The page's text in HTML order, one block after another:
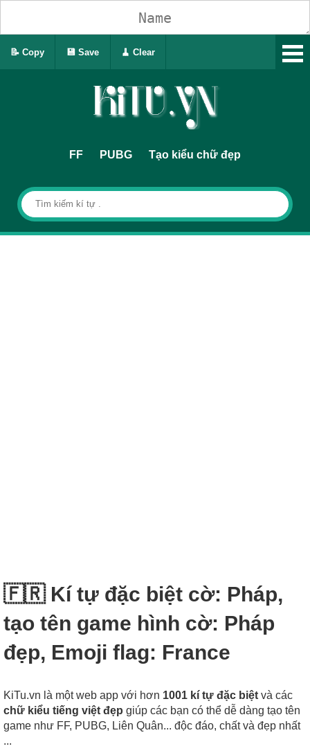
FF PUBG Tạo kiểu chữ đẹp
🇫🇷 Kí tự đặc biệt cờ: Pháp,
tạo tên game hình cờ: Pháp
đẹp, Emoji flag: France
KiTu.vn là một web app với hơn 1001 kí tự đặc biệt và các
chữ kiểu tiếng việt đẹp giúp các bạn có thể dễ dàng tạo tên
game như FF, PUBG, Liên Quân... độc đáo, chất và đẹp nhất
...
📝 Copy 💾 Save 🧹 Clear